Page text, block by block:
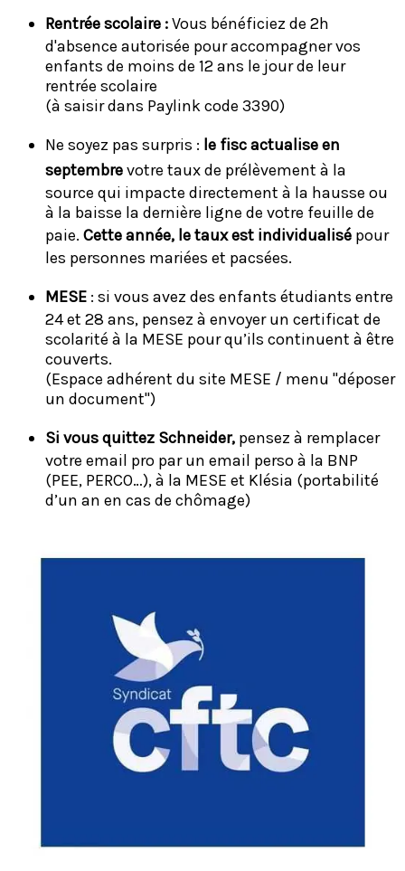
Rentrée scolaire :Vous bénéficiez de 2h
d'absence autorisée pour accompagner vos
enfants de moins de 12 ans le jour de leur
rentrée scolaire
(à saisir dans Paylink code 3390)
Ne soyez pas surpris : le fisc actualise en
septembrevotre taux de prélèvement à la
source qui impacte directement à la hausse ou
à la baisse la dernière ligne de votre feuille de
paie. Cette année, le taux est individualisé pour
les personnes mariées et pacsées.
MESE : si vous avez des enfants étudiants entre
24 et 28 ans, pensez à envoyer un certificat de
scolarité à la MESE pour qu’ils continuent à être
couverts.
(Espace adhérent du site MESE / menu "déposer
un document")
Si vous quittez Schneider, pensez à remplacer
votre email pro par un email perso à la BNP
(PEE, PERCO…), à la MESE et Klésia (portabilité
d’un an en cas de chômage)